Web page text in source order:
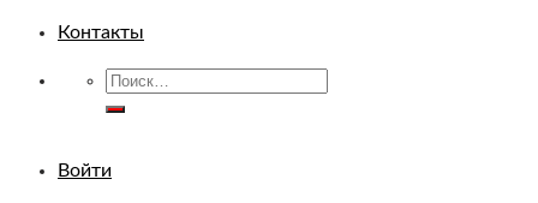
Контакты
Искать:
Войти